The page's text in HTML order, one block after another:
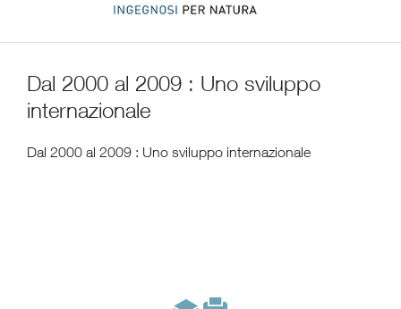
Dal 2000 al 2009 : Uno sviluppo
internazionale
Dal 2000 al 2009 : Uno sviluppo internazionale